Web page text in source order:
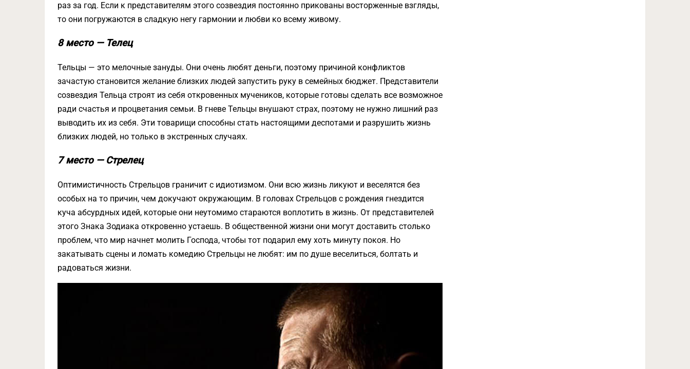
раз за год. Если к представителям этого созвездия постоянно прикованы восторженные взгляды,
то они погружаются в сладкую негу гармонии и любви ко всему живому.
8 место — Телец
Тельцы — это мелочные зануды. Они очень любят деньги, поэтому причиной конфликтов
зачастую становится желание близких людей запустить руку в семейных бюджет. Представители
созвездия Тельца строят из себя откровенных мучеников, которые готовы сделать все возможное
ради счастья и процветания семьи. В гневе Тельцы внушают страх, поэтому не нужно лишний раз
выводить их из себя. Эти товарищи способны стать настоящими деспотами и разрушить жизнь
близких людей, но только в экстренных случаях.
7 место — Стрелец
Оптимистичность Стрельцов граничит с идиотизмом. Они всю жизнь ликуют и веселятся без
особых на то причин, чем докучают окружающим. В головах Стрельцов с рождения гнездится
куча абсурдных идей, которые они неутомимо стараются воплотить в жизнь. От представителей
этого Знака Зодиака откровенно устаешь. В общественной жизни они могут доставить столько
проблем, что мир начнет молить Господа, чтобы тот подарил ему хоть минуту покоя. Но
закатывать сцены и ломать комедию Стрельцы не любят: им по душе веселиться, болтать и
радоваться жизни.